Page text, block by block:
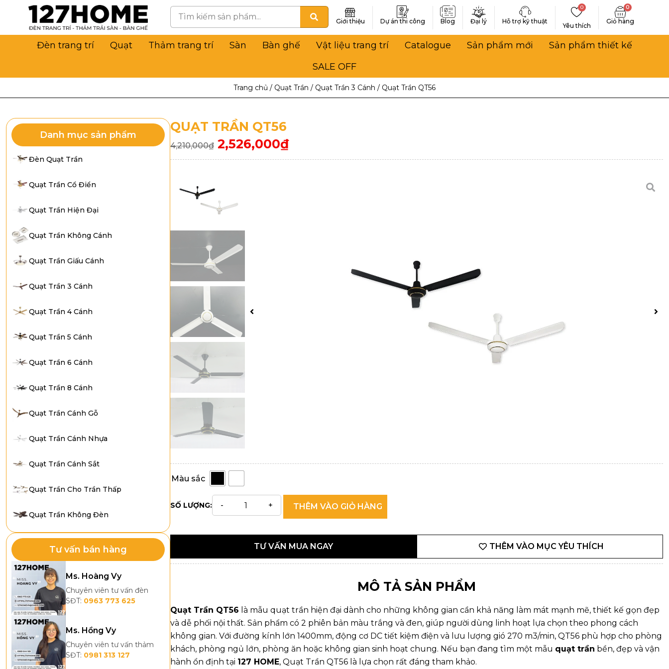
Giới thiệu Dự án thi công Blog Đại lý Hỗ trợ kỹ thuật
Yêu thích
0 0
Đèn trang trí Quạt Thảm trang trí Sàn Bàn ghế Vật liệu trang trí Catalogue Sản phẩm mới
Sản phẩm thiết kế
SALE OFF
Trang chủ / Quạt Trần / Quạt Trần 3 Cánh / Quạt Trần QT56
Danh mục sản phẩm
Đèn Quạt Trần
Quạt Trần Cổ Điển
Quạt Trần Hiện Đại
Quạt Trần Không Cánh
Quạt Trần Giấu Cánh
Quạt Trần 3 Cánh
Quạt Trần 4 Cánh
Quạt Trần 5 Cánh
Quạt Trần 6 Cánh
Quạt Trần 8 Cánh
Quạt Trần Cánh Gỗ
Quạt Trần Cánh Nhựa
Quạt Trần Cánh Sắt
Quạt Trần Cho Trần Thấp
Quạt Trần Không Đèn
Tư vấn bán hàng
Ms. Hoàng Vy
Chuyên viên tư vấn đèn
SĐT: 0963 773 625
Ms. Hồng Vy
Chuyên viên tư vấn thảm
SĐT: 0981 313 127
QUẠT TRẦN QT56
4,210,000₫ 2,526,000₫
Màu sắc
SỐ LƯỢNG: THÊM VÀO GIỎ HÀNG
TƯ VẤN MUA NGAY THÊM VÀO MỤC YÊU THÍCH
MÔ TẢ SẢN PHẨM
Quạt Trần QT56 là mẫu quạt trần hiện đại dành cho những không gian cần khả năng làm mát mạnh mẽ, thiết kế gọn đẹp
và dễ phối nội thất. Sản phẩm có 2 phiên bản màu trắng và đen, giúp người dùng linh hoạt lựa chọn theo phong cách
không gian. Với đường kính lớn 1400mm, động cơ DC tiết kiệm điện và lưu lượng gió 270 m3/min, QT56 phù hợp cho phòng
khách, phòng ngủ lớn, phòng ăn hoặc không gian sinh hoạt chung. Nếu bạn đang tìm một mẫu quạt trần bền, đẹp và vận
hành ổn định tại 127 HOME, Quạt Trần QT56 là lựa chọn rất đáng tham khảo.